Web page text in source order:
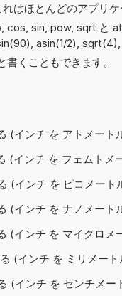
はほとんどのアプリ
cos, sin, pow, sqrt と
asin(1/2),
くこともできます。
(インチ を アトメート
(インチ を フェムトメ
(インチ を ピコメート
(インチ を ナノメート
(インチ を マイクロメ
(インチ を ミリメート
(インチ を センチメー